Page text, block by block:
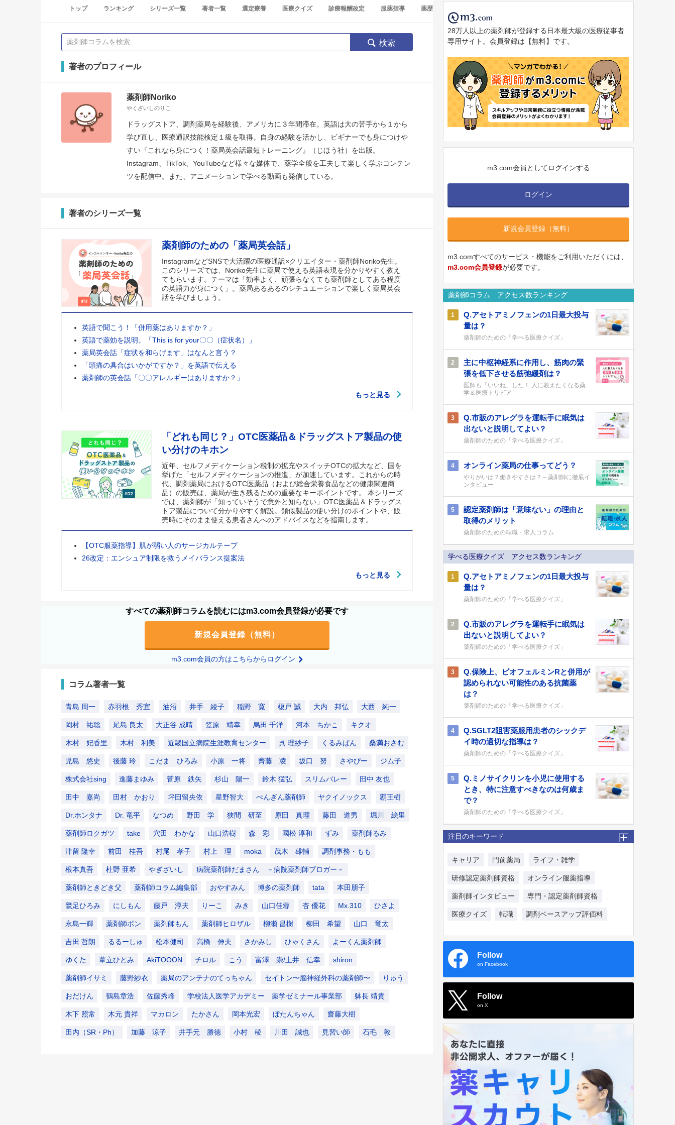
トップ ランキング シリーズ一覧 著者一覧 選定療養 医療クイズ 診療報酬改定 服薬指導 薬歴
検索
著者のプロフィール
薬剤師Noriko
やくざいしのりこ
ドラッグストア、調剤薬局を経験後、アメリカに３年間滞在。英語は大の苦手から１から
学び直し、医療通訳技能検定１級を取得。自身の経験を活かし、ビギナーでも身につけや
すい『これなら身につく！薬局英会話最短トレーニング』（じほう社）を出版。
Instagram、TikTok、YouTubeなど様々な媒体で、薬学全般を工夫して楽しく学ぶコンテン
ツを配信中。また、アニメーションで学べる動画も発信している。
著者のシリーズ一覧
薬剤師のための「薬局英会話」
InstagramなどSNSで大活躍の医療通訳×クリエイター・薬剤師Noriko先生。
このシリーズでは、Noriko先生に薬局で使える英語表現を分かりやすく教え
てもらいます。テーマは「効率よく、頑張らなくても薬剤師としてある程度
の英語力が身につく」。薬局あるあるのシチュエーションで楽しく薬局英会
話を学びましょう。
英語で聞こう！「併用薬はありますか？」
英語で薬効を説明。「This is for your〇〇（症状名）」
薬局英会話「症状を和らげます」はなんと言う？
「頭痛の具合はいかがですか？」を英語で伝える
薬剤師の英会話「〇〇アレルギーはありますか？」
もっと見る
「どれも同じ？」OTC医薬品＆ドラッグストア製品の使
い分けのキホン
近年、セルフメディケーション税制の拡充やスイッチOTCの拡大など、国を
挙げた「セルフメディケーションの推進」が加速しています。これからの時
代、調剤薬局におけるOTC医薬品（および総合栄養食品などの健康関連商
品）の販売は、薬局が生き残るための重要なキーポイントです。 本シリーズ
では、薬剤師が「知っていそうで意外と知らない」OTC医薬品＆ドラッグス
トア製品について分かりやすく解説。類似製品の使い分けのポイントや、販
売時にそのまま使える患者さんへのアドバイスなどを指南します。
【OTC服薬指導】肌が弱い人のサージカルテープ
26改定：エンシュア制限を救うメイバランス提案法
もっと見る
すべての薬剤師コラムを読むにはm3.com会員登録が必要です
新規会員登録（無料）
m3.com会員の方はこちらからログイン
コラム著者一覧
青島 周一 赤羽根 秀宜 油沼 井手 綾子 稲野 寛 榎戸 誠 大内 邦弘 大西 純一
岡村 祐聡 尾島 良太 大正谷 成晴 笠原 靖幸 烏田 千洋 河本 ちかこ キクオ
木村 妃香里 木村 利美 近畿国立病院生涯教育センター 呉 理紗子 くるみぱん 桑満おさむ
児島 悠史 後藤 玲 こだま ひろみ 小原 一将 齊藤 凌 坂口 努 さやぴー ジム子
株式会社sing 進藤まゆみ 菅原 鉄矢 杉山 陽一 鈴木 猛弘 スリムバレー 田中 友也
田中 嘉尚 田村 かおり 坪田留央依 星野智大 ぺんぎん薬剤師 ヤクイノックス 覇王樹
Dr.ホンタナ Dr. 竜平 なつめ 野田 学 狭間 研至 原田 真理 藤田 道男 堀川 絵里
薬剤師ロクガツ take 穴田 わかな 山口浩樹 森 彩 國松 淳和 ずみ 薬剤師るみ
津留 隆幸 前田 桂吾 村尾 孝子 村上 理 moka 茂木 雄輔 調剤事務・もも
根本真吾 杜野 亜希 やぎざいし 病院薬剤師だまさん －病院薬剤師ブロガー－
薬剤師ときどき父 薬剤師コラム編集部 おやすみん 博多の薬剤師 tata 本田朋子
鷲足ひろみ にしもん 藤戸 淳夫 りーこ みき 山口佳蓉 杏 優花 Mx.310 ひさよ
永島一輝 薬剤師ポン 薬剤師もん 薬剤師ヒロザル 柳瀬 昌樹 柳田 希望 山口 竜太
吉田 哲朗 るるーしゅ 松本健司 高橋 伸夫 さかみし ひゃくさん よーくん薬剤師
ゆくた 葦立ひとみ AkiTOOON チロル こう 富澤 崇/土井 信幸 shiron
薬剤師イサミ 藤野紗衣 薬局のアンテナのてっちゃん セイトン〜脳神経外科の薬剤師〜 りゅう
おだけん 鶴島章浩 佐藤秀峰 学校法人医学アカデミー 薬学ゼミナール事業部 躰長 靖貴
木下 照常 木元 貴祥 マカロン たかさん 岡本光宏 ぼたんちゃん 齋藤大樹
田内（SR・Ph） 加藤 涼子 井手元 勝徳 小村 稜 川田 誠也 見習い師 石毛 敦
28万人以上の薬剤師が登録する日本最大級の医療従事者
専用サイト。会員登録は【無料】です。
m3.com会員としてログインする
ログイン
新規会員登録（無料）
m3.comすべてのサービス・機能をご利用いただくには、
m3.com会員登録が必要です。
薬剤師コラム アクセス数ランキング
1
Q.アセトアミノフェンの1日最大投与
量は？
薬剤師のための「学べる医療クイズ」
2
主に中枢神経系に作用し、筋肉の緊
張を低下させる筋弛緩剤は？
医師も「いいね」した！ 人に教えたくなる薬
学＆医療トリビア
3
Q.市販のアレグラを運転手に眠気は
出ないと説明してよい？
薬剤師のための「学べる医療クイズ」
4 オンライン薬局の仕事ってどう？
やりがいは？働きやすさは？～薬剤師に徹底イ
ンタビュー
5
認定薬剤師は「意味ない」の理由と
取得のメリット
薬剤師のための転職・求人コラム
学べる医療クイズ アクセス数ランキング
1
Q.アセトアミノフェンの1日最大投与
量は？
薬剤師のための「学べる医療クイズ」
2
Q.市販のアレグラを運転手に眠気は
出ないと説明してよい？
薬剤師のための「学べる医療クイズ」
3
Q.保険上、ビオフェルミンRと併用が
認められない可能性のある抗菌薬
は？
薬剤師のための「学べる医療クイズ」
4
Q.SGLT2阻害薬服用患者のシックデ
イ時の適切な指導は？
薬剤師のための「学べる医療クイズ」
5
Q.ミノサイクリンを小児に使用する
とき、特に注意すべきなのは何歳ま
で？
薬剤師のための「学べる医療クイズ」
注目のキーワード
キャリア 門前薬局 ライフ・雑学
研修認定薬剤師資格 オンライン服薬指導
薬剤師インタビュー 専門・認定薬剤師資格
医療クイズ 転職 調剤ベースアップ評価料
Follow
on Facebook
Follow
on X